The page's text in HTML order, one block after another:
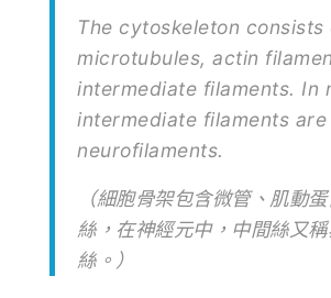
The cytoskeleton consists
microtubules, actin
intermediate filaments. In
intermediate filaments
neurofilaments.
（細胞骨架包含微管、肌動
絲，在神經元中，中間絲又
絲。）